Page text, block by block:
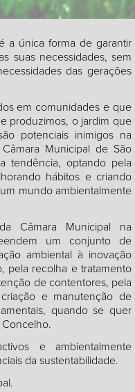
a única forma de garantir
suas necessidades, sem
das gerações
em comunidades e que
produzimos, o jardim que
potenciais inimigos na
Municipal de São
tendência, optando pela
hábitos e criando
mundo ambientalmente
Câmara Municipal na
um conjunto de
ambiental à inovação
pela recolha e tratamento
de contentores, pela
e manutenção de
quando se quer
e ambientalmente
da sustentabilidade.